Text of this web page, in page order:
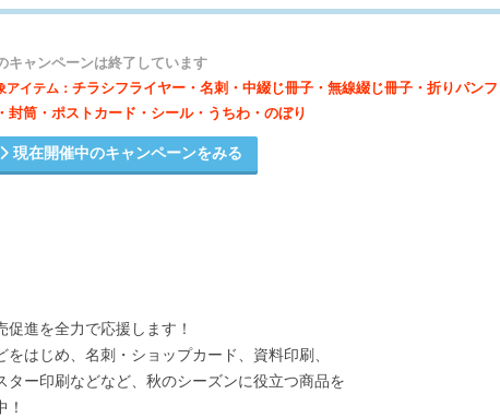
キャンペーンは終了しています
アイテム： チラシフライヤー・名刺・中綴じ冊子・無線綴じ冊子・折りパンフ
封筒・ポストカード・シール・うちわ・のぼり
現在開催中のキャンペーンをみる
進を全力で応援します！
はじめ、名刺・ショップカード、資料印刷、
ター印刷などなど、秋のシーズンに役立つ商品を
！